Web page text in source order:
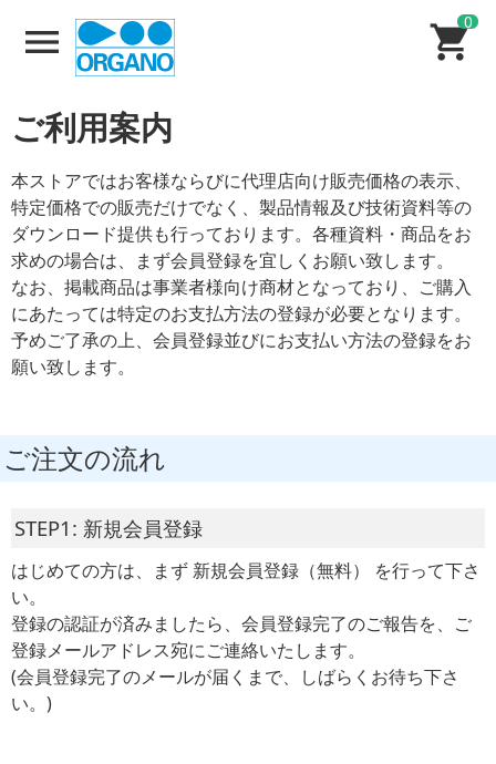
0
ご利用案内
本ストアではお客様ならびに代理店向け販売価格の表示、
特定価格での販売だけでなく、製品情報及び技術資料等の
ダウンロード提供も行っております。各種資料・商品をお
求めの場合は、まず会員登録を宜しくお願い致します。
なお、掲載商品は事業者様向け商材となっており、ご購入
にあたっては特定のお支払方法の登録が必要となります。
予めご了承の上、会員登録並びにお支払い方法の登録をお
願い致します。
ご注文の流れ
STEP1: 新規会員登録
はじめての方は、まず 新規会員登録（無料） を行って下さ
い。
登録の認証が済みましたら、会員登録完了のご報告を、ご
登録メールアドレス宛にご連絡いたします。
(会員登録完了のメールが届くまで、しばらくお待ち下さ
い。)